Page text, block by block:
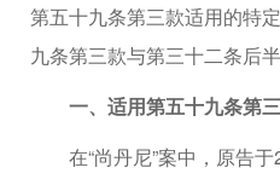
第五十九条第三款适用的特
九条第三款与第三十二条后半
一、适用第五十九条第
在“尚丹尼”案中，原告于